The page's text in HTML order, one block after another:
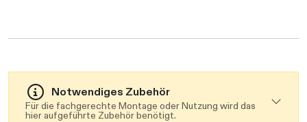
Notwendiges Zubehör
Für die fachgerechte Montage oder Nutzung wird das
hier aufgeführte Zubehör benötigt.